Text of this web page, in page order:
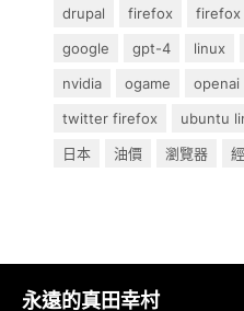
drupal
firefox firefox
google
gpt-4 linux
nvidia
ogame openai
twitter firefox
ubuntu
日本
油價 瀏覽器
永遠的真田幸村